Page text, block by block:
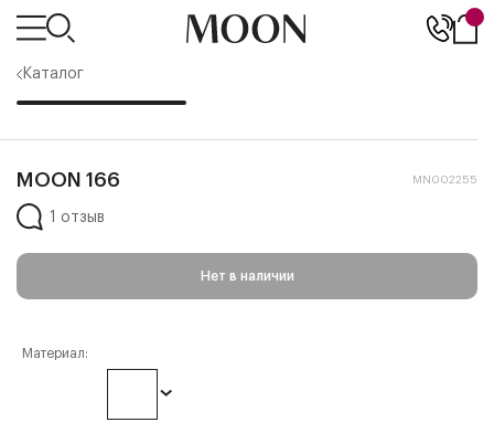
Каталог
MOON 166 MN002255
1 отзыв
Нет в наличии
Материал: